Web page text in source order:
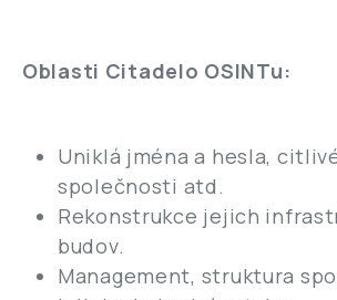
Oblasti Citadelo OSINTu:
Uniklá jména a hesla,
společnosti atd.
Rekonstrukce jejich
budov.
Management, struktura